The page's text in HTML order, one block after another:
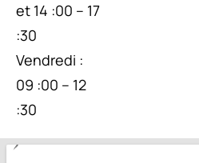
et 14 :00 – 17
:30
Vendredi :
09 :00 – 12
:30